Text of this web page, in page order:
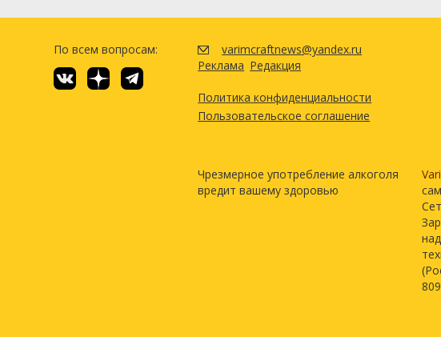
По всем вопросам:
varimcraftnews@yandex.ru
Реклама Редакция
Политика конфиденциальности
Пользовательское соглашение
Чрезмерное употребление алкоголя
вредит вашему здоровью